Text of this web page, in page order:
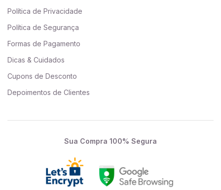
Política de Privacidade
Política de Segurança
Formas de Pagamento
Dicas & Cuidados
Cupons de Desconto
Depoimentos de Clientes
Sua Compra 100% Segura